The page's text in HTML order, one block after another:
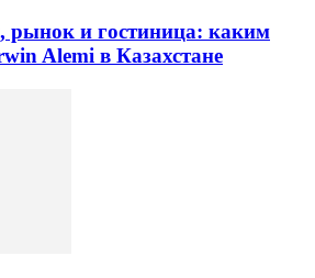
рынок и гостиница: каким
Alemi в Казахстане